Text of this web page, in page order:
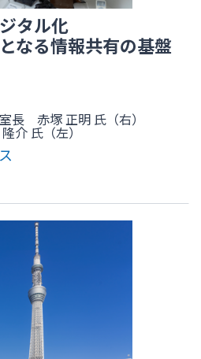
タル化
なる情報共有の基盤
赤塚 正明 氏（右）
氏（左）